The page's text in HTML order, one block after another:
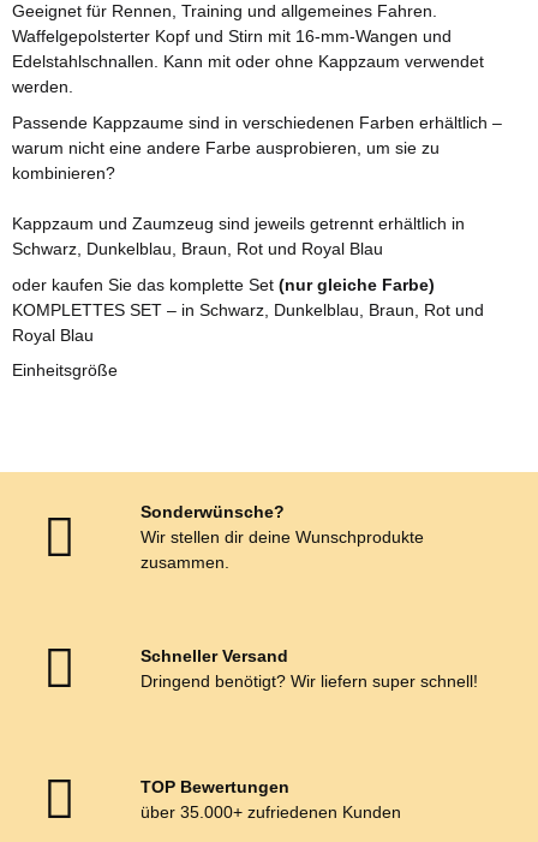
Geeignet für Rennen, Training und allgemeines Fahren.
Waffelgepolsterter Kopf und Stirn mit 16-mm-Wangen und
Edelstahlschnallen. Kann mit oder ohne Kappzaum verwendet
werden.
Passende Kappzaume sind in verschiedenen Farben erhältlich –
warum nicht eine andere Farbe ausprobieren, um sie zu
kombinieren?
Kappzaum und Zaumzeug sind jeweils getrennt erhältlich in
Schwarz, Dunkelblau, Braun, Rot und Royal Blau
oder kaufen Sie das komplette Set (nur gleiche Farbe)
KOMPLETTES SET – in Schwarz, Dunkelblau, Braun, Rot und
Royal Blau
Einheitsgröße
Sonderwünsche?
Wir stellen dir deine Wunschprodukte
zusammen.
Schneller Versand
Dringend benötigt? Wir liefern super schnell!
TOP Bewertungen
über 35.000+ zufriedenen Kunden